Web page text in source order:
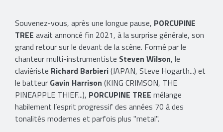
Souvenez-vous, après une longue pause, PORCUPINE
TREE avait annoncé fin 2021, à la surprise générale, son
grand retour sur le devant de la scène. Formé par le
chanteur multi-instrumentiste Steven Wilson, le
claviériste Richard Barbieri(JAPAN, Steve Hogarth...) et
le batteur Gavin Harrison (KING CRIMSON, THE
PINEAPPLE THIEF...), PORCUPINE TREE mélange
habilement l’esprit progressif des années 70 à des
tonalités modernes et parfois plus ''metal''.